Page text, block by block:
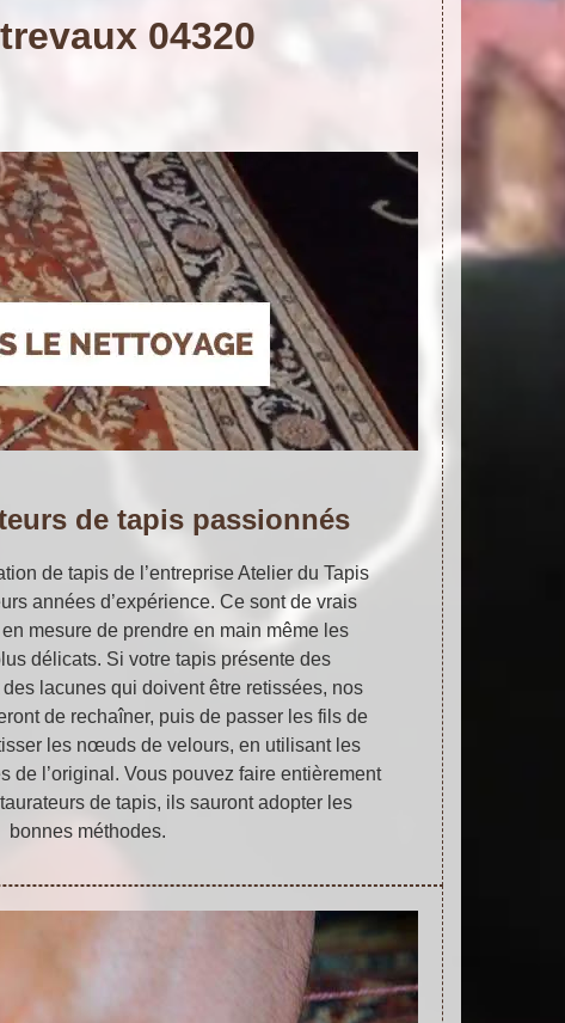
04320
de tapis passionnés
de tapis de l’entreprise Atelier du Tapis
années d’expérience. Ce sont de vrais
mesure de prendre en main même les
délicats. Si votre tapis présente des
lacunes qui doivent être retissées, nos
de rechaîner, puis de passer les fils de
les nœuds de velours, en utilisant les
de l’original. Vous pouvez faire entièrement
de tapis, ils sauront adopter les
bonnes méthodes.